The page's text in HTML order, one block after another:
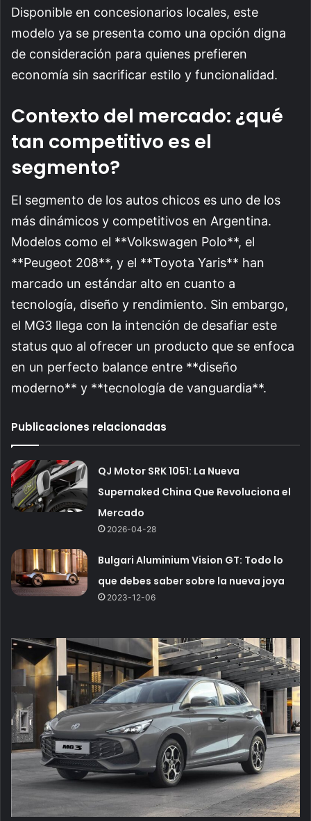
Disponible en concesionarios locales, este
modelo ya se presenta como una opción digna
de consideración para quienes prefieren
economía sin sacrificar estilo y funcionalidad.
Contexto del mercado: ¿qué
tan competitivo es el
segmento?
El segmento de los autos chicos es uno de los
más dinámicos y competitivos en Argentina.
Modelos como el **Volkswagen Polo**, el
**Peugeot 208**, y el **Toyota Yaris** han
marcado un estándar alto en cuanto a
tecnología, diseño y rendimiento. Sin embargo,
el MG3 llega con la intención de desafiar este
status quo al ofrecer un producto que se enfoca
en un perfecto balance entre **diseño
moderno** y **tecnología de vanguardia**.
Publicaciones relacionadas
QJ Motor SRK 1051: La Nueva
Supernaked China Que Revoluciona el
Mercado
2026-04-28
Bulgari Aluminium Vision GT: Todo lo
que debes saber sobre la nueva joya
2023-12-06